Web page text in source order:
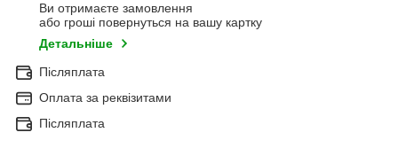
Ви отримаєте замовлення
або гроші повернуться на вашу картку
Детальніше
Післяплата
Оплата за реквізитами
Післяплата